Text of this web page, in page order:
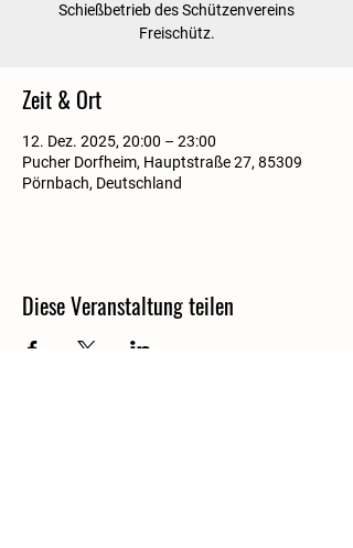
Schießbetrieb des Schützenvereins
Freischütz.
Zeit & Ort
12. Dez. 2025, 20:00 – 23:00
Pucher Dorfheim, Hauptstraße 27, 85309
Pörnbach, Deutschland
Diese Veranstaltung teilen